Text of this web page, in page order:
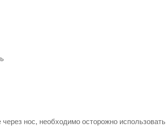
нос, необходимо осторожно использовать